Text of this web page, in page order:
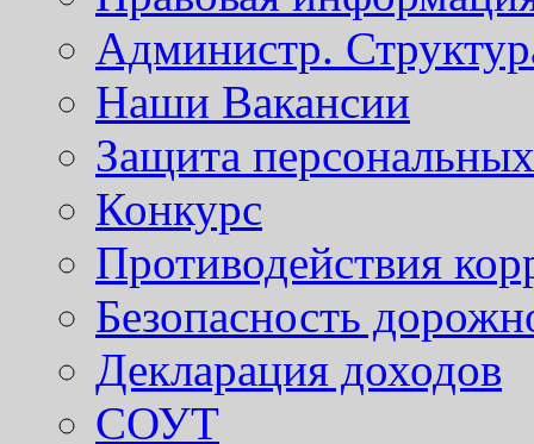
Администр.
Наши Вакансии
Защита
Конкурс
Противодействия
Безопасность
Декларация доходов
СОУТ